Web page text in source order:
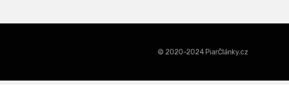
© 2020-2024 PiarČlánky.cz